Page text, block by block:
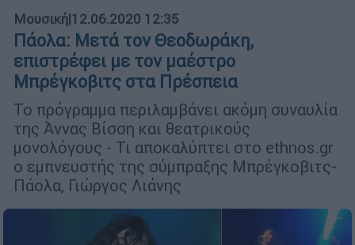
Μουσική|12.06.2020 12:35
Πάολα: Μετά τον Θεοδωράκη,
επιστρέφει με τον μαέστρο
Μπρέγκοβιτς στα Πρέσπεια
To πρόγραμμα περιλαμβάνει ακόμη συναυλία
της Άννας Βίσση και θεατρικούς
μονολόγους - Τι αποκαλύπτει στο ethnos.gr
o εμπνευστής της σύμπραξης Μπρέγκοβιτς-
Πάολα, Γιώργος Λιάνης